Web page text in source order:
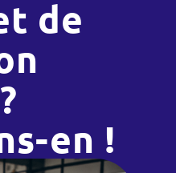
de
en !